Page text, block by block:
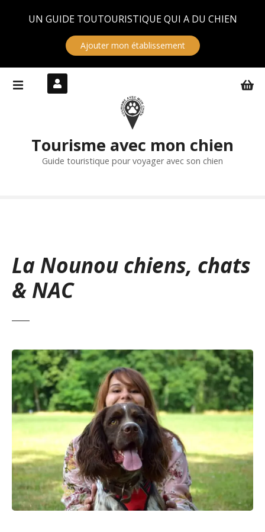
UN GUIDE TOUTOURISTIQUE QUI A DU CHIEN
Ajouter mon établissement
Tourisme avec mon chien
Guide touristique pour voyager avec son chien
La Nounou chiens, chats
& NAC